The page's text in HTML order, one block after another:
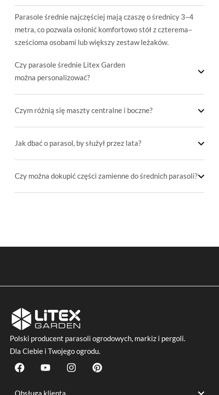
Parasole średnie najczęściej mają czaszę o średnicy 3–4
metra, co pozwala osłonić komfortowo stół z czterema–
sześcioma osobami lub większy zestaw leżaków.
Czy parasole średnie Litex Garden
można personalizować?
Czym różnią się maszty centralne i boczne?
Jak dbać o parasol, by służył przez lata?
Czy można dokupić części zamienne do średnich parasoli?
Polski producent parasoli ogrodowych, markiz i pergoli.
Dla Ciebie i Twojego ogrodu.
F
a
e
Y
o
t
I
n
P
i
Obsługa klienta